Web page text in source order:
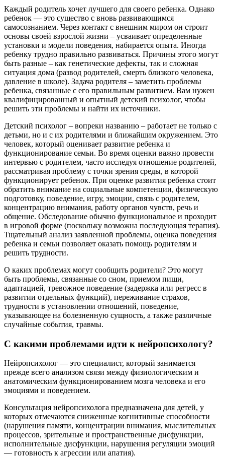
Каждый родитель хочет лучшего для своего ребенка. Однако
ребенок — это существо с вновь развивающимся
самосознанием. Через контакт с внешним миром он строит
основы своей взрослой жизни – усваивает определенные
установки и модели поведения, набирается опыта. Иногда
ребенку трудно правильно развиваться. Причины этого могут
быть разные – как генетические дефекты, так и сложная
ситуация дома (развод родителей, смерть близкого человека,
давление в школе). Задача родителя – заметить проблемы
ребенка, связанные с его правильным развитием. Вам нужен
квалифицированный и опытный детский психолог, чтобы
решить эти проблемы и найти их источники.
Детский психолог – вопреки названию – работает не только с
детьми, но и с их родителями и ближайшим окружением. Это
человек, который оценивает развитие ребенка и
функционирование семьи. Во время оценки важно провести
интервью с родителем, часто исследуя отношение родителей,
рассматривая проблему с точки зрения среды, в которой
функционирует ребенок. При оценке развития ребенка стоит
обратить внимание на социальные компетенции, физическую
подготовку, поведение, игру, эмоции, связь с родителем,
концентрацию внимания, работу органов чувств, речь и
общение. Обследование обычно функциональное и проходит
в игровой форме (поскольку возможна последующая терапия).
Тщательный анализ заявленной проблемы, оценка поведения
ребенка и семьи позволяет оказать помощь родителям и
решить трудности.
О каких проблемах могут сообщить родители? Это могут
быть проблемы, связанные со сном, приемом пищи,
адаптацией, тревожное поведение (задержка или регресс в
развитии отдельных функций), переживание страхов,
трудности в установлении отношений, поведение,
указывающее на болезненную сущность, а также различные
случайные события, травмы.
С какими проблемами идти к нейропсихологу?
Нейропсихолог — это специалист, который занимается
прежде всего анализом связи между физиологическим и
анатомическим функционированием мозга человека и его
эмоциями и поведением.
Консультация нейропсихолога предназначена для детей, у
которых отмечаются сниженные когнитивные способности
(нарушения памяти, концентрации внимания, мыслительных
процессов, зрительные и пространственные дисфункции,
исполнительные дисфункции, нарушения регуляции эмоций
— готовность к агрессии или апатия).